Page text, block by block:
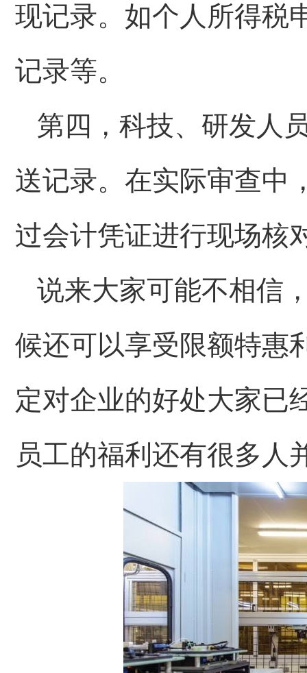
现记录。如个人所得税
记录等。
第四，科技、研发人
送记录。在实际审查中
过会计凭证进行现场核
说来大家可能不相信
候还可以享受限额特惠
定对企业的好处大家已
员工的福利还有很多人